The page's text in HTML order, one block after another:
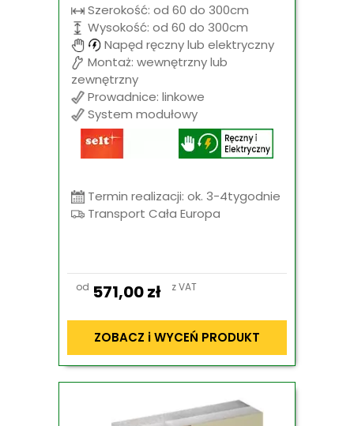
Szerokość: od 60 do 300cm
Wysokość: od 60 do 300cm
Napęd ręczny lub elektryczny
Montaż: wewnętrzny lub
zewnętrzny
Prowadnice: linkowe
System modułowy
Termin realizacji: ok. 3-4tygodnie
Transport Cała Europa
od 571,00zł z VAT
ZOBACZ i WYCEŃ PRODUKT